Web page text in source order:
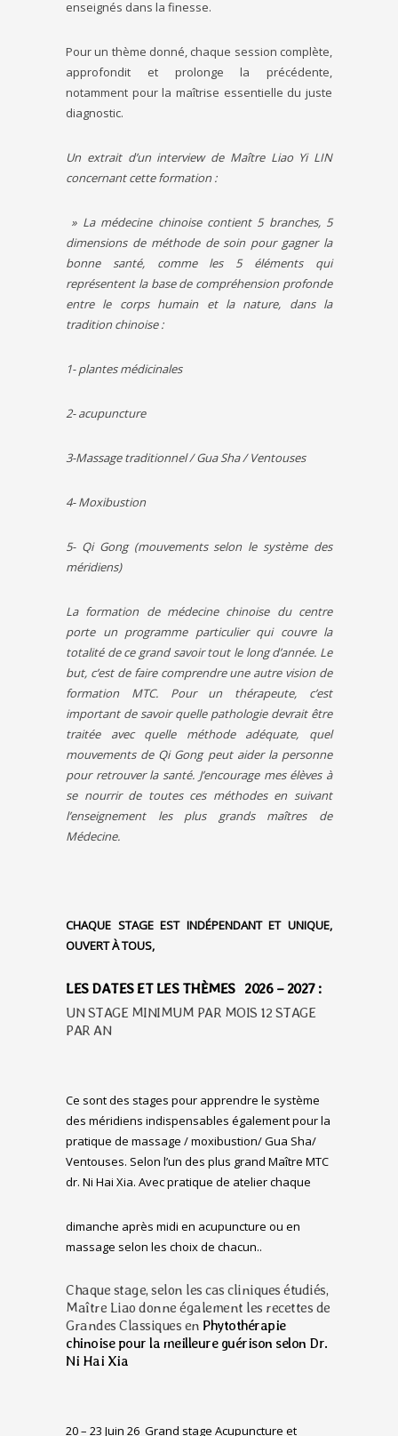
enseignés dans la finesse.
Pour un thème donné, chaque session complète,
approfondit et prolonge la précédente,
notamment pour la maîtrise essentielle du juste
diagnostic.
Un extrait d’un interview de Maître Liao Yi LIN
concernant cette formation :
» La médecine chinoise contient 5 branches, 5
dimensions de méthode de soin pour gagner la
bonne santé, comme les 5 éléments qui
représentent la base de compréhension profonde
entre le corps humain et la nature, dans la
tradition chinoise :
1-plantes médicinales
2-acupuncture
3-Massage traditionnel /Gua Sha/ Ventouses
4-Moxibustion
5- Qi Gong (mouvements selon le système des
méridiens)
La formation de médecine chinoise du centre
porte un programme particulier qui couvre la
totalité de ce grand savoir tout le long d’année. Le
but, c’est de faire comprendre une autre vision de
formation MTC. Pour un thérapeute, c’est
important de savoir quelle pathologie devrait être
traitée avec quelle méthode adéquate, quel
mouvements de Qi Gong peut aider la personne
pour retrouver la santé. J’encourage mes élèves à
se nourrir de toutes ces méthodes en suivant
l’enseignement les plus grands maîtres de
Médecine.
CHAQUE STAGE EST INDÉPENDANT ET UNIQUE,
OUVERT À TOUS,
LES DATES ET LES THÈMES 2026 – 2027 :
UN STAGE MINIMUM PAR MOIS 12 STAGE
PAR AN
Ce sont des stages pour apprendre le système
des méridiens indispensables également pour la
pratique de massage / moxibustion/ Gua Sha/
Ventouses. Selon l’un des plus grand Maître MTC
dr. Ni Hai Xia. Avec pratique de atelier chaque
dimanche après midi en acupuncture ou en
massage selon les choixde chacun..
Chaque stage, selon les cas cliniques étudiés,
Maître Liao donne également les recettes de
Grandes Classiques en Phytothérapie
chinoise pour la meilleure guérison selon Dr.
Ni Hai Xia
20 – 23 Juin 26 Grand stage Acupuncture et